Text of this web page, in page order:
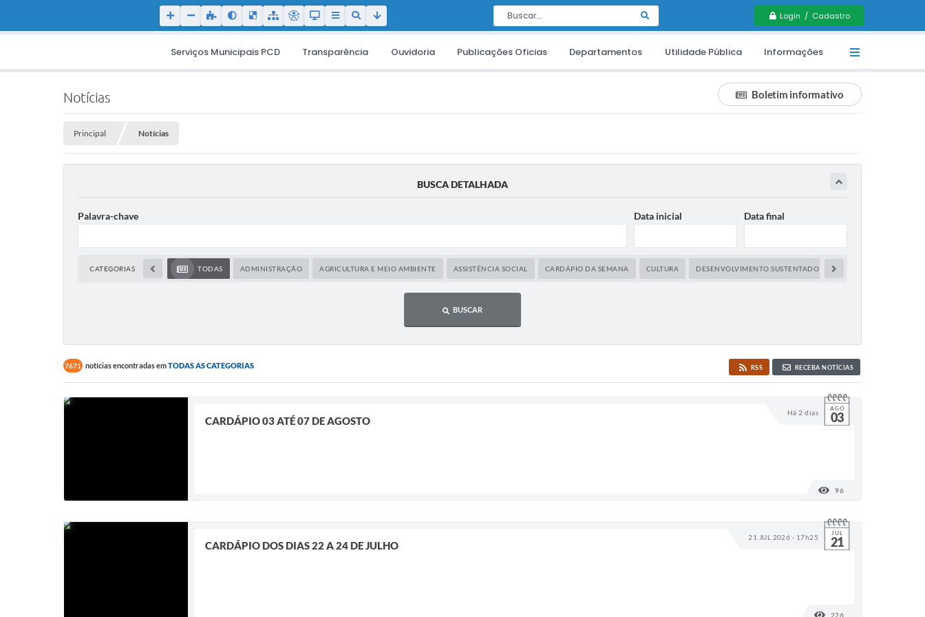
Login / Cadastro
Serviços Municipais PCD Transparência Ouvidoria Publicações Oficias Departamentos Utilidade Pública Informações
Notícias Boletim informativo
Principal Notícias
BUSCA DETALHADA
Palavra-chave Data inicial Data final
CATEGORIAS TODAS ADMINISTRAÇÃO AGRICULTURA E MEIO AMBIENTE ASSISTÊNCIA SOCIAL CARDÁPIO DA SEMANA CULTURA DESENVOLVIMENTO SUSTENTADO
BUSCAR
7671 notícias encontradas emTODAS AS CATEGORIAS RSS RECEBA NOTÍCIAS
Há 2 dias AGO
03
CARDÁPIO 03 ATÉ 07 DE AGOSTO
96
21 JUL 2026 - 17h25 JUL
21
CARDÁPIO DOS DIAS 22 A 24 DE JULHO
226